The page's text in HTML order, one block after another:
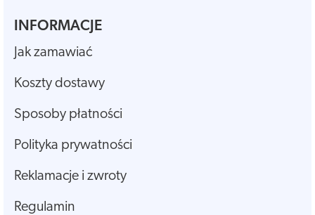
INFORMACJE
Jak zamawiać
Koszty dostawy
Sposoby płatności
Polityka prywatności
Reklamacje i zwroty
Regulamin